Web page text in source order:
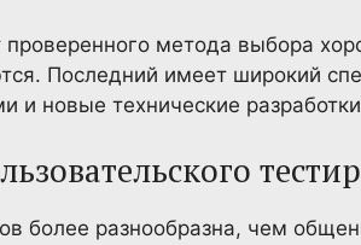
метода выбора
Последний имеет широкий
и новые технические
более разнообразна, чем